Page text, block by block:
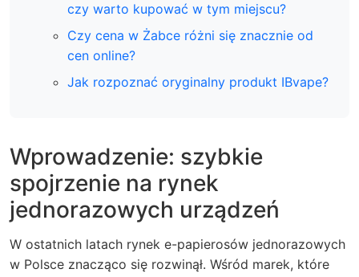
czy warto kupować w tym miejscu?
Czy cena w Żabce różni się znacznie od
cen online?
Jak rozpoznać oryginalny produkt IBvape?
Wprowadzenie: szybkie
spojrzenie na rynek
jednorazowych urządzeń
W ostatnich latach rynek e-papierosów jednorazowych
w Polsce znacząco się rozwinął. Wśród marek, które